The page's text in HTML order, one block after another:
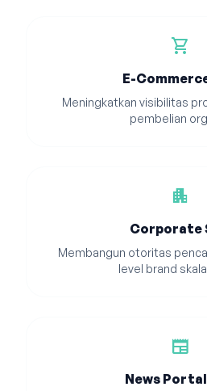
shopping_cart
E-
Meningkatkan visibilitas
pembelian
apartment
Corporate
Membangun otoritas
level brand
newspaper
News Portal